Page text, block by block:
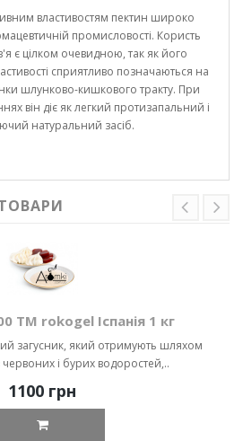
властивостям пектин широко
промисловості. Користь
є цілком очевидною, так як його
сприятливо позначаються на
шлунково-кишкового тракту. При
він діє як легкий протизапальний і
натуральний засіб.
ТМ rokogel Іспанія 1 кг
загусник, який отримують шляхом
червоних і бурих водоростей,..
1100 грн